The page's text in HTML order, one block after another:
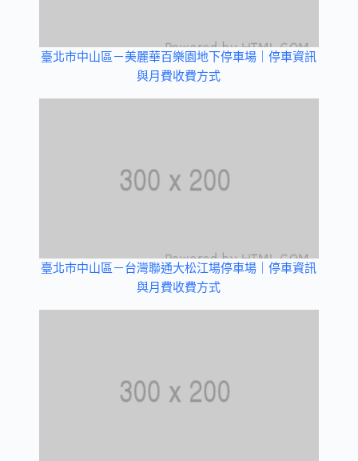
臺北市中山區－美麗華百樂園地下停車場｜停車資訊
與月費收費方式
臺北市中山區－台灣聯通大松江場停車場｜停車資訊
與月費收費方式